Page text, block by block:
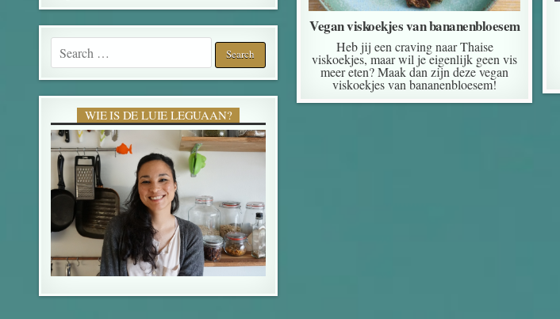
Vegan viskoekjes van bananenbloesem
Heb jij een craving naar Thaise
viskoekjes, maar wil je eigenlijk geen vis
meer eten? Maak dan zijn deze vegan
viskoekjes van bananenbloesem!
Search for:
WIE IS DE LUIE LEGUAAN?